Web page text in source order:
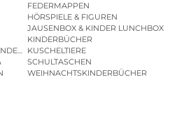
FEDERMAPPEN
HÖRSPIELE & FIGUREN
JAUSENBOX & KINDER LUNCHBOX
KINDERBÜCHER
| KINDERGARTENBEUTEL
KUSCHELTIERE
SCHULTASCHEN
WEIHNACHTSKINDERBÜCHER